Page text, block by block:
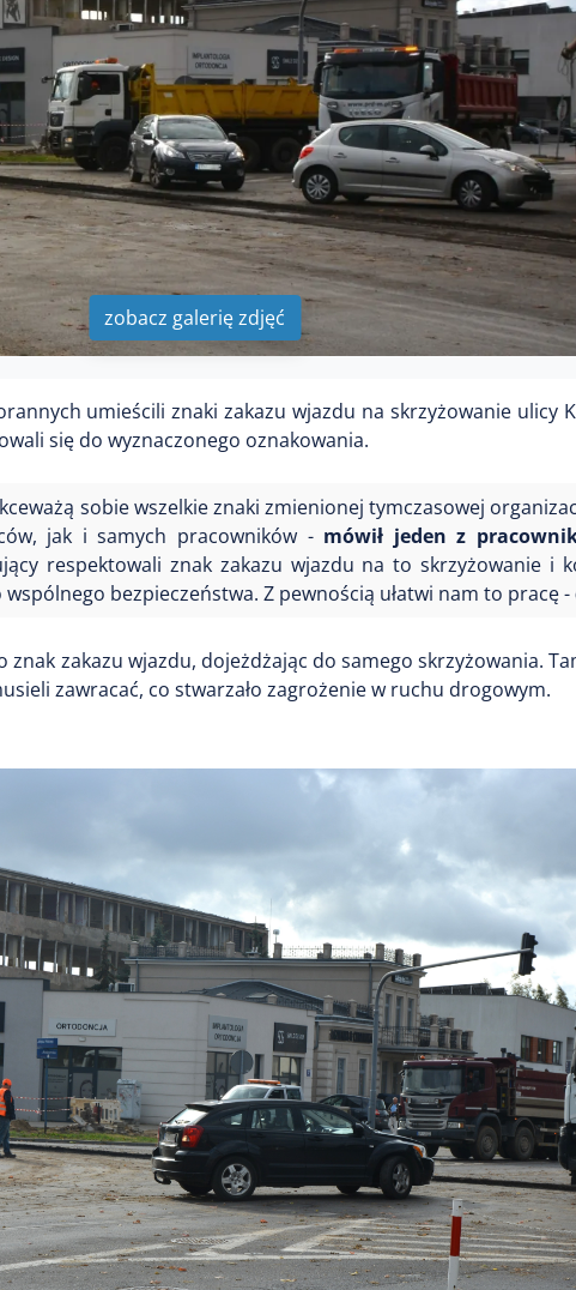
zobacz galerię zdjęć
umieścili znaki zakazu wjazdu na skrzyżowanie ulicy
się do wyznaczonego oznakowania.
sobie wszelkie znaki zmienionej tymczasowej
jak i samych pracowników - mówił jeden z
respektowali znak zakazu wjazdu na to skrzyżowanie i
bezpieczeństwa. Z pewnością ułatwi nam to pracę -
znak zakazu wjazdu, dojeżdżając do samego skrzyżowania.
zawracać, co stwarzało zagrożenie w ruchu drogowym.